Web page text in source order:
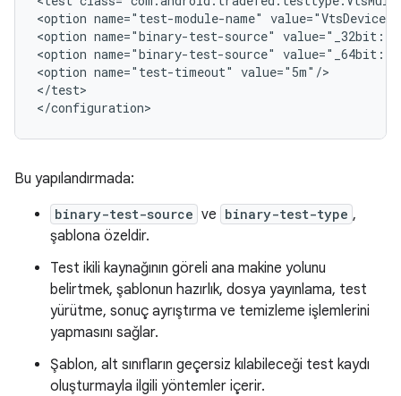
<option name="test-module-name"
<option name="binary-test-source"
<option name="binary-test-source"
<option name="test-timeout" value="5m"/>
</test>
Bu yapılandırmada:
binary-test-source ve binary-test-type ,
şablona özeldir.
Test ikili kaynağının göreli ana makine yolunu
belirtmek, şablonun hazırlık, dosya yayınlama, test
yürütme, sonuç ayrıştırma ve temizleme işlemlerini
yapmasını sağlar.
Şablon, alt sınıfların geçersiz kılabileceği test kaydı
oluşturmayla ilgili yöntemler içerir.